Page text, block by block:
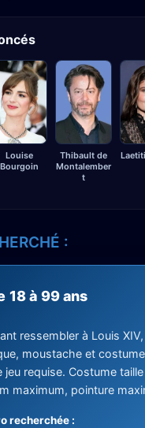
Louise
Bourgoin
Thibault de
Montalember
t
:
18 à 99 ans
ressembler à Louis
moustache et
jeu requise. Costume
maximum, pointure
recherchée :